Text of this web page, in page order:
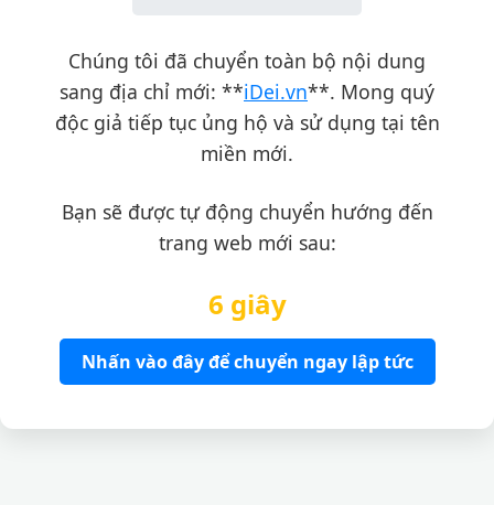
Chúng tôi đã chuyển toàn bộ nội dung
sang địa chỉ mới: **iDei.vn**. Mong quý
độc giả tiếp tục ủng hộ và sử dụng tại tên
miền mới.
Bạn sẽ được tự động chuyển hướng đến
trang web mới sau:
6 giây
Nhấn vào đây để chuyển ngay lập tức